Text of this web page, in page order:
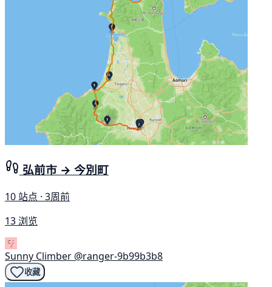
弘前市 → 今別町
10 站点 · 3周前
13 浏览
Sunny Climber @ranger-9b99b3b8
收藏